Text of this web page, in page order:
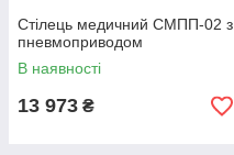
Стілець медичний СМПП-02 з
пневмоприводом
В наявності
13 973 ₴